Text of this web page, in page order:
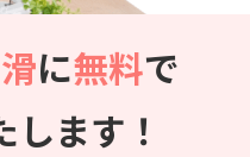
に無料で
ます！